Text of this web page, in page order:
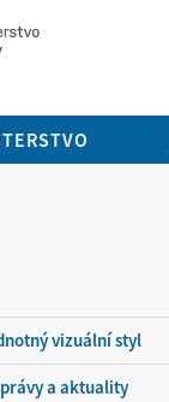
vizuální styl
a aktuality